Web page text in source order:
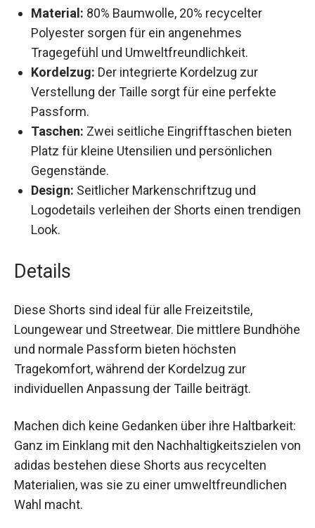
Polyester sorgen für ein angenehmes
Tragegefühl und Umweltfreundlichkeit.
Kordelzug:Der integrierte Kordelzug zur
Verstellung der Taille sorgt für eine perfekte
Passform.
Taschen:Zwei seitliche Eingrifftaschen
bieten Platz für kleine Utensilien und
persönlichen Gegenstände.
Design:Seitlicher Markenschriftzug und
Logodetails verleihen der Shorts einen
trendigen Look.
Details
Loungewear und Streetwear. Die mittlere
Bundhöhe und normale Passform bieten
höchsten Tragekomfort, während der Kordelzug
zur individuellen Anpassung der Taille beiträgt.
Haltbarkeit: Ganz im Einklang mit den
Nachhaltigkeitszielen von adidas bestehen diese
Shorts aus recycelten Materialien, was sie zu
einer umweltfreundlichen Wahl macht.